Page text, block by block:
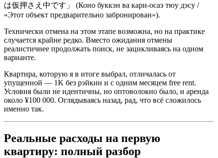
は仮押さえ中です」 (Коно буккэн ва кари-осаэ тюу дэсу /
«Этот объект предварительно забронирован»).
Технически отмена на этом этапе возможна, но на практике
случается крайне редко. Вместо ожидания отмены
реалистичнее продолжать поиск, не зацикливаясь на одном
варианте.
Квартира, которую я в итоге выбрал, отличалась от
упущенной — 1K без рэйкин и с одним месяцем free rent.
Условия были не идентичны, но оптоволокно было, и аренда
около ¥100 000. Оглядываясь назад, рад, что всё сложилось
именно так.
Реальные расходы на первую
квартиру: полный разбор